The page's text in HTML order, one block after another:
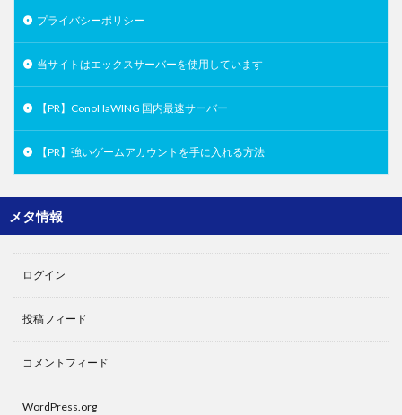
プライバシーポリシー
当サイトはエックスサーバーを使用しています
【PR】ConoHaWING 国内最速サーバー
【PR】強いゲームアカウントを手に入れる方法
メタ情報
ログイン
投稿フィード
コメントフィード
WordPress.org